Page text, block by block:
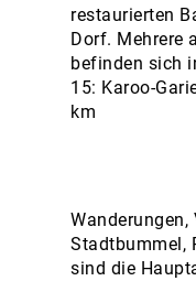
restaurierten
Dorf. Mehrere
befinden sich
15: Karoo-
km
Stadtbummel,
sind die